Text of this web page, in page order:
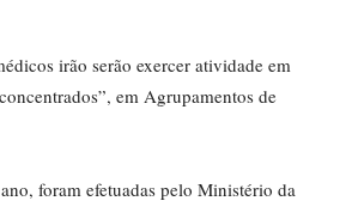
irão serão exercer atividade em
em Agrupamentos de
foram efetuadas pelo Ministério da